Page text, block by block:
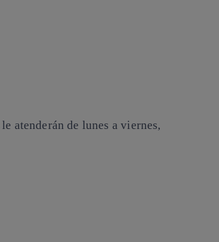
atenderán de lunes a viernes,